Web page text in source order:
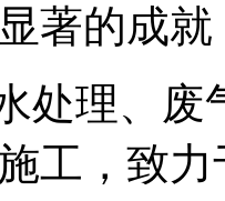
著的成就
处理、废
工，致